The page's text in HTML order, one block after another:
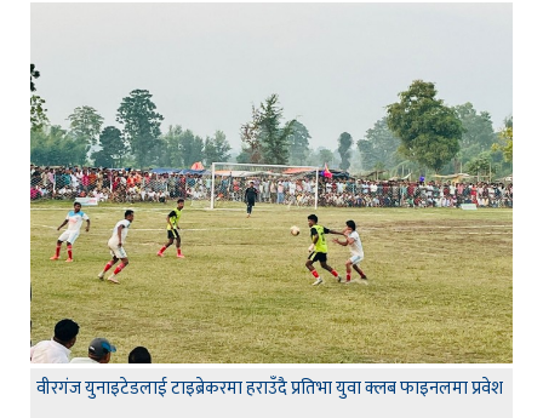
वीरगंज युनाइटेडलाई टाइब्रेकरमा हराउँदै प्रतिभा युवा क्लब फाइनलमा प्रवेश